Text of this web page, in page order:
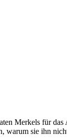
Merkels für
warum sie ihn